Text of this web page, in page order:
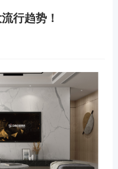
行趋势！